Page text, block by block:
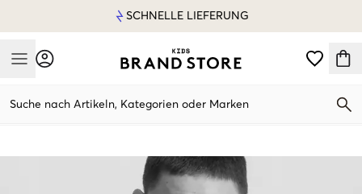
SCHNELLE LIEFERUNG
Mobile Menu
Suche nach Artikeln, Kategorien oder Marken